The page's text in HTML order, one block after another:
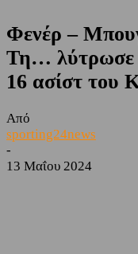
Φενέρ –
Τη… λύτρωσε
16 ασίστ του
Από
sporting24news
-
13 Μαΐου 2024